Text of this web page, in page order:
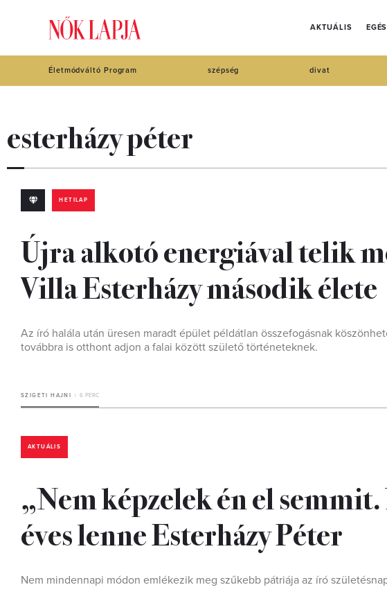
AKTUÁLIS
Életmódváltó Program szépség divat
esterházy péter
HETILAP
Újra alkotó energiával telik
Villa Esterházy második élete
Az író halála után üresen maradt épület példátlan összefogásnak
továbbra is otthont adjon a falai között születő történeteknek.
SZIGETI HAJNI 6 PERC
AKTUÁLIS
„Nem képzelek én el
éves lenne Esterházy Péter
Nem mindennapi módon emlékezik meg szűkebb pátriája az író